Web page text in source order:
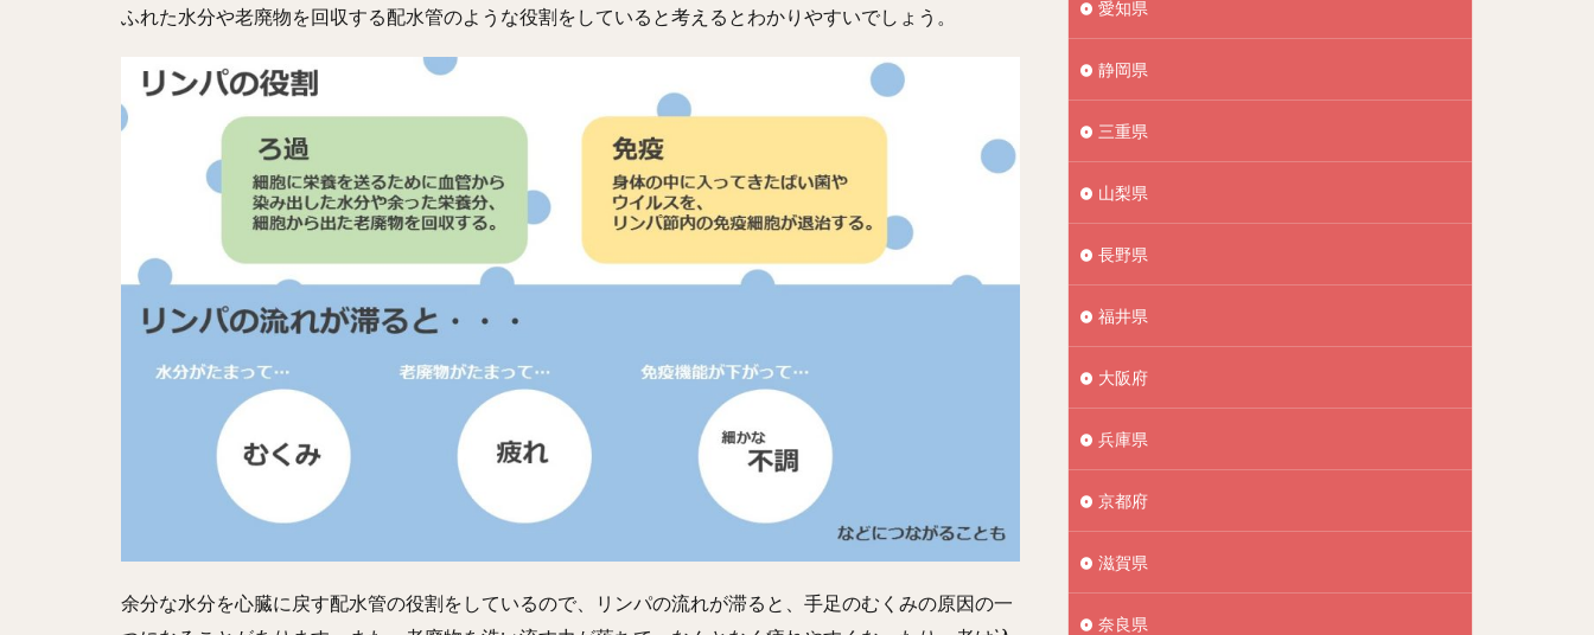
ふれた水分や老廃物を回収する配水管のような役割をしていると考えるとわかりやすいでしょう。
余分な水分を心臓に戻す配水管の役割をしているので、リンパの流れが滞ると、手足のむくみの原因の一
愛知県
静岡県
三重県
山梨県
長野県
福井県
大阪府
兵庫県
京都府
滋賀県
奈良県